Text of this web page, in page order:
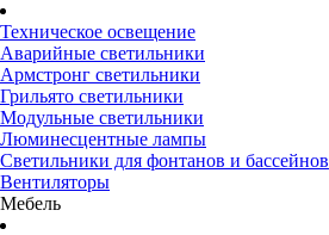
Техническое освещение
Аварийные светильники
Армстронг светильники
Грильято светильники
Модульные светильники
Люминесцентные лампы
Светильники для фонтанов и бассейнов
Вентиляторы
Мебель